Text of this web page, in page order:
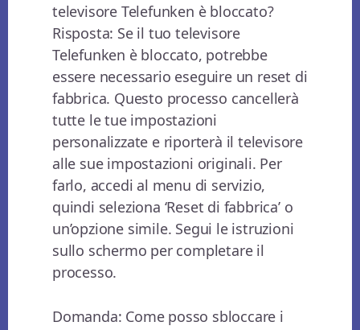
televisore Telefunken è bloccato?
Risposta: Se il tuo televisore
Telefunken è bloccato, potrebbe
essere necessario eseguire un reset di
fabbrica. Questo processo cancellerà
tutte le tue impostazioni
personalizzate e riporterà il televisore
alle sue impostazioni originali. Per
farlo, accedi al menu di servizio,
quindi seleziona ‘Reset di fabbrica’ o
un’opzione simile. Segui le istruzioni
sullo schermo per completare il
processo.
Domanda: Come posso sbloccare i